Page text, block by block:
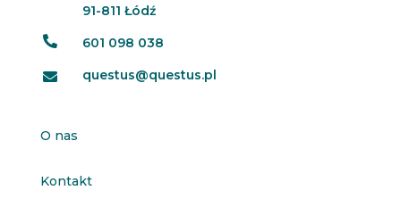
91-811 Łódź
 601 098 038
 questus@questus.pl
O nas
Kontakt